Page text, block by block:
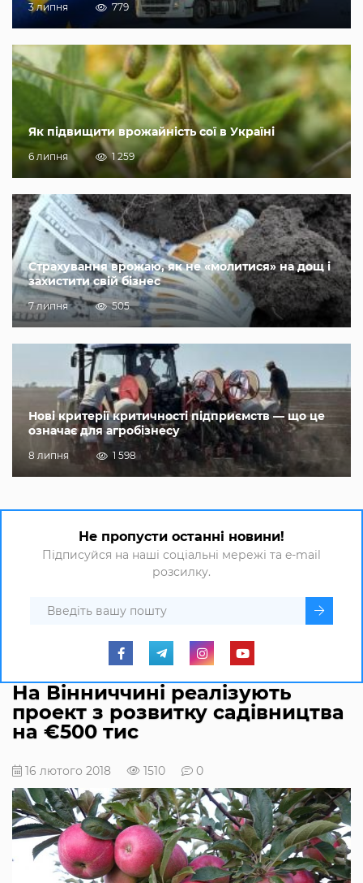
3 липня 779
Як підвищити врожайність сої в Україні
6 липня 1 259
Страхування врожаю, як не «молитися» на дощ і
захистити свій бізнес
7 липня 505
Нові критерії критичності підприємств — що це
означає для агробізнесу
8 липня 1 598
Не пропусти останні новини!
Підписуйся на наші соціальні мережі та e-mail
розсилку.
На Вінниччині реалізують
проект з розвитку садівництва
на €500 тис
16 лютого 2018 1510 0